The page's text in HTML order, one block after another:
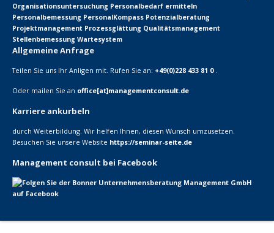
Organisationsuntersuchung Personalbedarf ermitteln
Personalbemessung PersonalKompass Potenzialberatung
Projektmanagement Prozessglättung Qualitätsmanagement
Stellenbemessung Wartesystem
Allgemeine Anfrage
Teilen Sie uns Ihr Anligen mit. Rufen Sie an: +49(0)228 433 81 0 .
Oder mailen Sie an office[at]managementconsult.de
Karriere ankurbeln
durch Weiterbildung. Wir helfen Ihnen, diesen Wunsch umzusetzen.
Besuchen Sie unsere Website https://seminar-seite.de
Management consult bei Facebook